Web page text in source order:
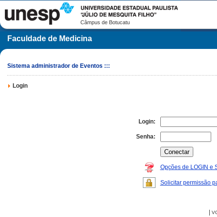
Câmpus de Botucatu
Faculdade de Medicina
Sistema administrador de Eventos :::
Login
Login:
Senha:
Opções de LOGIN e
Solicitar permissão